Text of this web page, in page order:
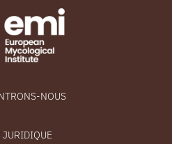
NOUS
JURIDIQUE